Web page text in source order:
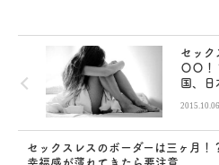
セック
〇〇！
国、日
2015.10.06
セックスレスのボーダーは三ヶ月！
幸福感が薄れてきたら要注意